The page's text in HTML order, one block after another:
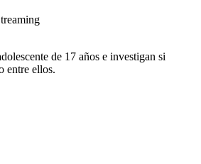
de 17 años e investigan si
entre ellos.